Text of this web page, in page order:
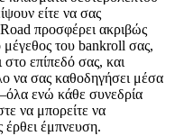
είτε να σας
προσφέρει ακριβώς
μέγεθος του bankroll σας,
στο επίπεδό σας, και
να σας καθοδηγήσει μέσα
ενώ κάθε συνεδρία
να μπορείτε να
έρθει έμπνευση.